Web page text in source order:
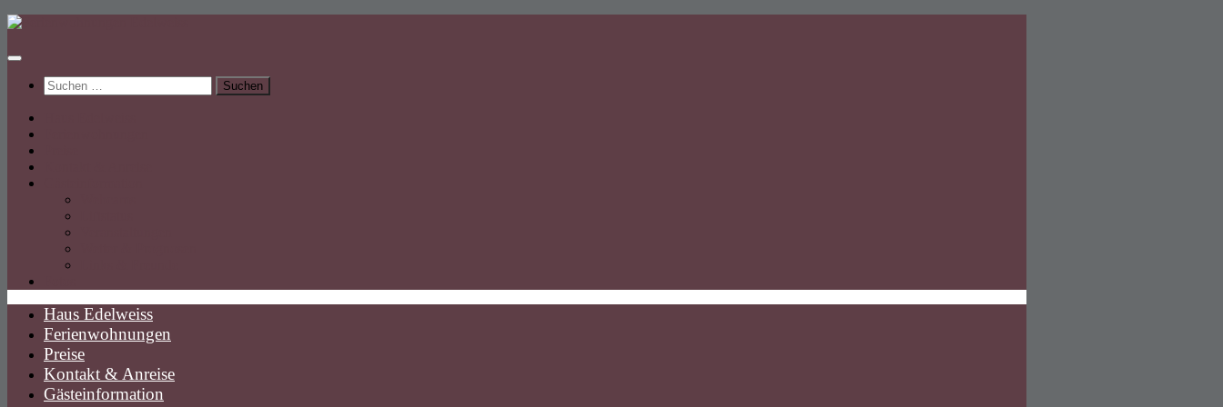
Unter
Inhalt
Suchen
nach:
Haus Edelweiss
Ferienwohnungen
Preise
Kontakt & Anreise
Gästeinformation